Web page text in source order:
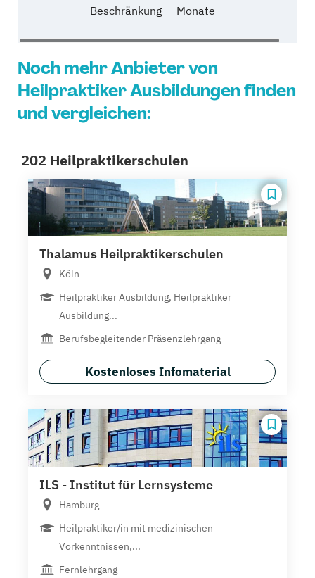
Beschränkung
Monate
Noch mehr Anbieter von
Heilpraktiker Ausbildungen finden
und vergleichen:
202 Heilpraktikerschulen
Thalamus Heilpraktikerschulen
Köln
Heilpraktiker Ausbildung, Heilpraktiker
Ausbildung...
Berufsbegleitender Präsenzlehrgang
Kostenloses Infomaterial
ILS - Institut für Lernsysteme
Hamburg
Heilpraktiker/in mit medizinischen
Vorkenntnissen,...
Fernlehrgang